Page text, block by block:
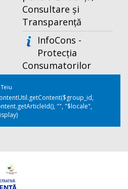
Consultare și
Transparență
InfoCons -
Protecția
Consumatorilor
"", "$locale",